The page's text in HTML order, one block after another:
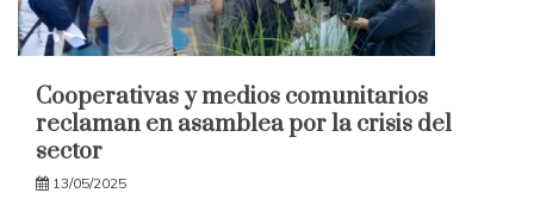
Cooperativas y medios comunitarios
reclaman en asamblea por la crisis del
sector
13/05/2025